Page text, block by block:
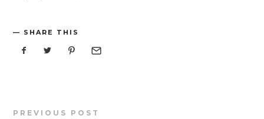
SHARE THIS
PREVIOUS POST